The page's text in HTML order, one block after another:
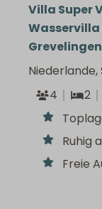
Villa Super
Niederlande,
4
2
Ruhig
Freie